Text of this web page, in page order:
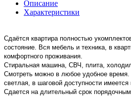
Описание
Характеристики
Сдаётся квартира полностью
состояние. Вся мебель и техника, в
комфортного проживания.
Стиральная машина, СВЧ, плита,
Смотреть можно в любое удобное время.
светлая, в шаговой доступности имеется
Сдается на длительный срок